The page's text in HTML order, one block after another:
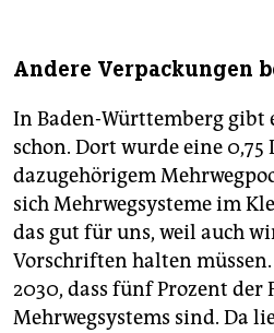
Andere Verpackungen
In Baden-Württemberg gibt
schon. Dort wurde eine
dazugehörigem
sich Mehrwegsysteme im
das gut für uns, weil auch
Vorschriften halten
2030, dass fünf Prozent der
Mehrwegsystems sind. Da